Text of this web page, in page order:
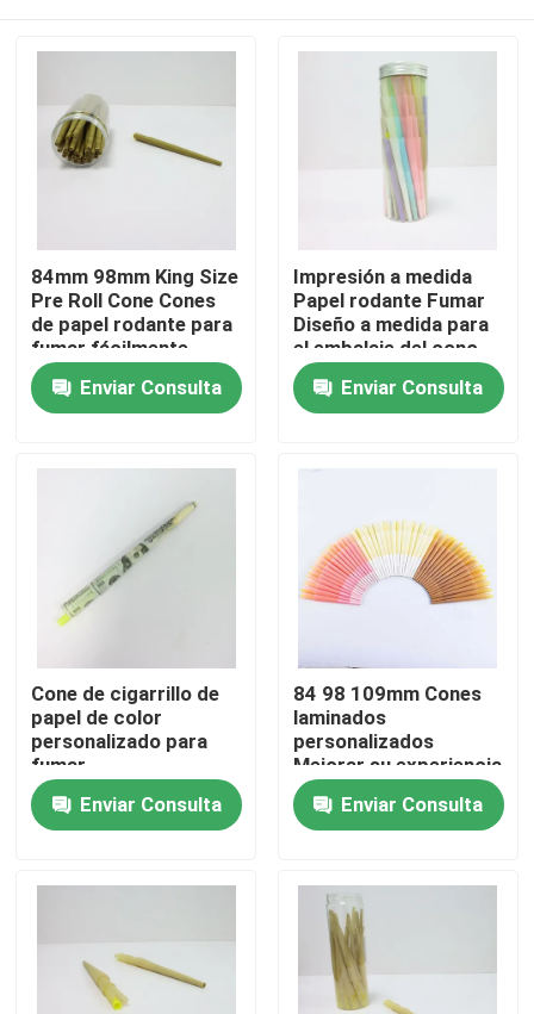
Hogar
Productos
Sobre nosotros
Viaje de la fábrica
Control de calidad
Contáctenos
Paquete de hierba personalizado
84mm 98mm King Size
Pre Roll Cone Cones
de papel rodante para
fumar fácilmente
Enviar Consulta
Impresión a medida
Papel rodante Fumar
Diseño a medida para
el embalaje del cono
de papel pre-rollo
Enviar Consulta
Cone de cigarrillo de
papel de color
personalizado para
fumar
Enviar Consulta
84 98 109mm Cones
laminados
personalizados
Mejorar su experiencia
de fumar con el papel
de los conos
laminados ecológicos
Enviar Consulta